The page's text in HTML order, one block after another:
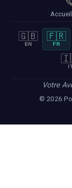
Accueil
🇬🇧
EN
🇫🇷
FR
Votre
© 2026